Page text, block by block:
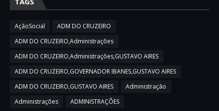
AçãoSocial
ADM DO CRUZEIRO
ADM DO CRUZEIRO,Administrações
ADM DO CRUZEIRO,Administrações,GUSTAVO AIRES
ADM DO CRUZEIRO,GOVERNADOR IBANES,GUSTAVO AIRES
ADM DO CRUZEIRO,GUSTAVO AIRES
Administração
Administrações
ADMINISTRAÇÕES